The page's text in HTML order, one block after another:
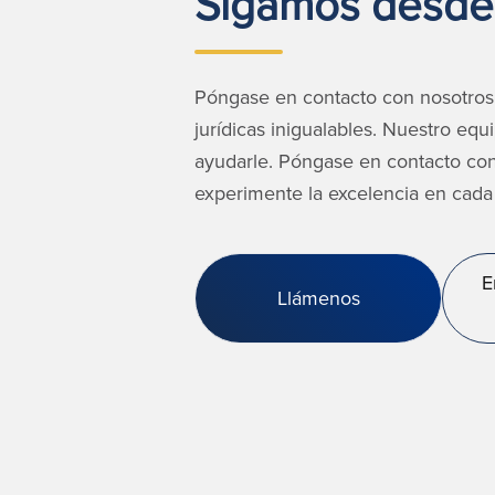
Póngase en contacto con
jurídicas inigualables. Nuestro
ayudarle. Póngase en contacto
experimente la excelencia en
Llámenos